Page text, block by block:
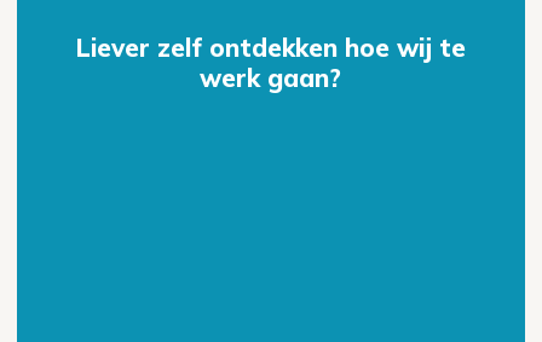
Liever zelf ontdekken hoe wij te
werk gaan?